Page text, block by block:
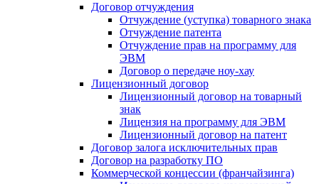
Договор отчуждения
Отчуждение (уступка) товарного знака
Отчуждение патента
Отчуждение прав на программу для
ЭВМ
Договор о передаче ноу-хау
Лицензионный договор
Лицензионный договор на товарный
знак
Лицензия на программу для ЭВМ
Лицензионный договор на патент
Договор залога исключительных прав
Договор на разработку ПО
Коммерческой концессии (франчайзинга)